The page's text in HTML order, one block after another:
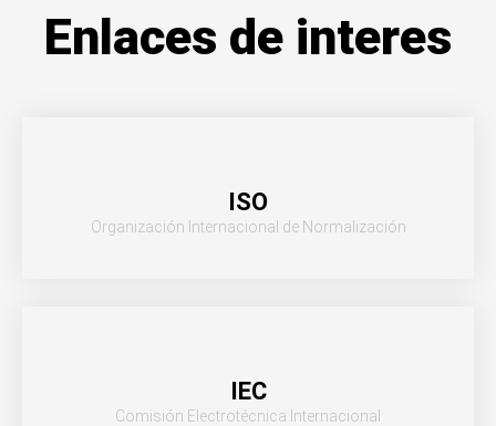
Enlaces de interes
ISO
Organización Internacional de Normalización
IEC
Comisión Electrotécnica Internacional